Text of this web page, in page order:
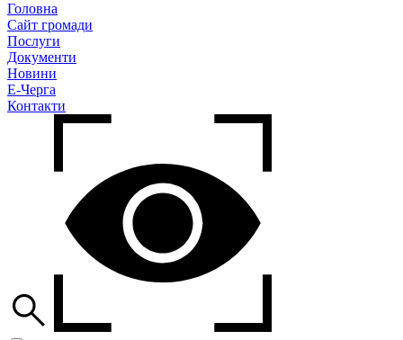
Головна
Сайт громади
Послуги
Документи
Новини
Е-Черга
Контакти